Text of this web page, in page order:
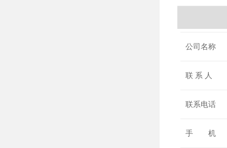
公司名称
联 系 人
联系电话
手 机